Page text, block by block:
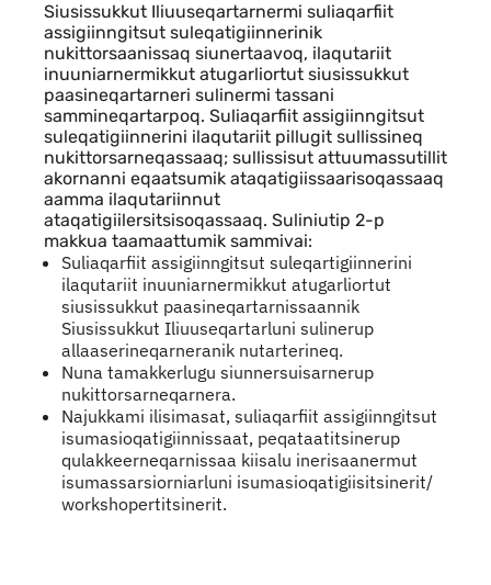
Siusissukkut Iliuuseqartarnermi suliaqarfiit
assigiinngitsut suleqatigiinnerinik
nukittorsaanissaq siunertaavoq, ilaqutariit
inuuniarnermikkut atugarliortut siusissukkut
paasineqartarneri sulinermi tassani
sammineqartarpoq. Suliaqarfiit assigiinngitsut
suleqatigiinnerini ilaqutariit pillugit sullissineq
nukittorsarneqassaaq; sullissisut attuumassutillit
akornanni eqaatsumik ataqatigiissaarisoqassaaq
aamma ilaqutariinnut
ataqatigiilersitsisoqassaaq. Suliniutip 2-p
makkua taamaattumik sammivai:
Suliaqarfiit assigiinngitsut suleqartigiinnerini
ilaqutariit inuuniarnermikkut atugarliortut
siusissukkut paasineqartarnissaannik
Siusissukkut Iliuuseqartarluni sulinerup
allaaserineqarneranik nutarterineq.
Nuna tamakkerlugu siunnersuisarnerup
nukittorsarneqarnera.
Najukkami ilisimasat, suliaqarfiit assigiinngitsut
isumasioqatigiinnissaat, peqataatitsinerup
qulakkeerneqarnissaa kiisalu inerisaanermut
isumassarsiorniarluni isumasioqatigiisitsinerit/
workshopertitsinerit.